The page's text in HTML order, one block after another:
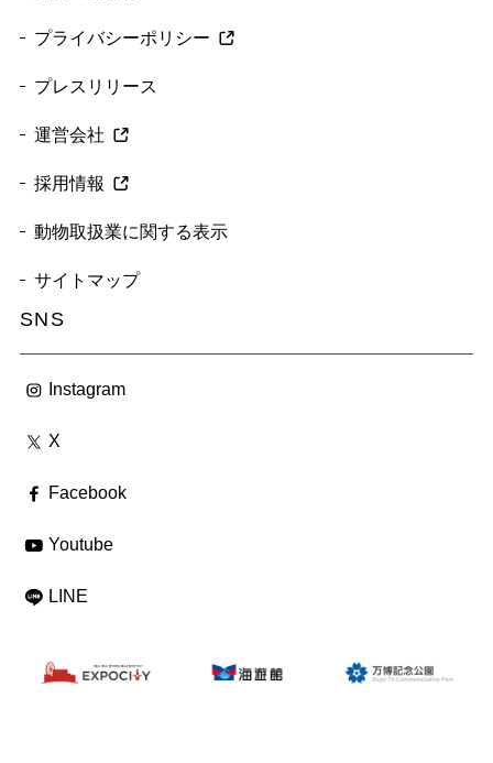
プライバシーポリシー
プレスリリース
運営会社
採用情報
動物取扱業に関する表示
サイトマップ
SNS
Instagram
X
Facebook
Youtube
LINE